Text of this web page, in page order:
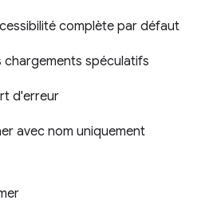
complète par défaut
chargements spéculatifs
d'erreur
avec nom uniquement